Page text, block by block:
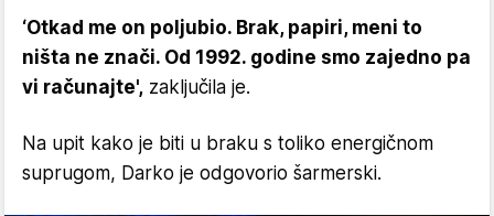
‘Otkad me on poljubio. Brak, papiri, meni to
ništa ne znači. Od 1992. godine smo zajedno pa
vi računajte', zaključila je.
Na upit kako je biti u braku s toliko energičnom
suprugom, Darko je odgovorio šarmerski.